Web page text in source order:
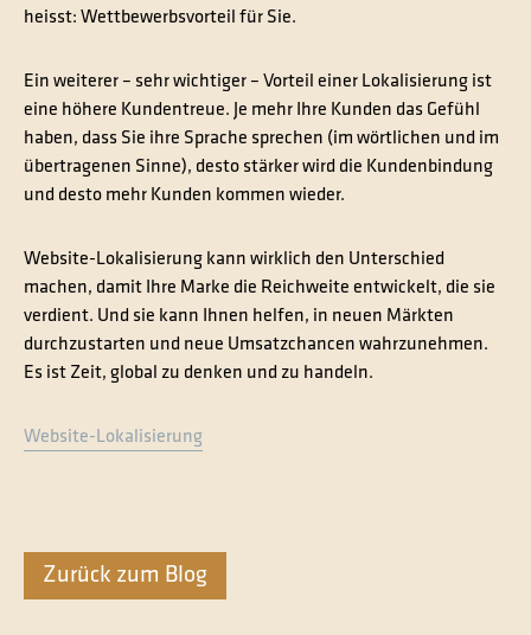
heisst: Wettbewerbsvorteil für Sie.
Ein weiterer – sehr wichtiger – Vorteil einer Lokalisierung ist
eine höhere Kundentreue. Je mehr Ihre Kunden das Gefühl
haben, dass Sie ihre Sprache sprechen (im wörtlichen und im
übertragenen Sinne), desto stärker wird die Kundenbindung
und desto mehr Kunden kommen wieder.
Website-Lokalisierung kann wirklich den Unterschied
machen, damit Ihre Marke die Reichweite entwickelt, die sie
verdient. Und sie kann Ihnen helfen, in neuen Märkten
durchzustarten und neue Umsatzchancen wahrzunehmen.
Es ist Zeit, global zu denken und zu handeln.
Website-Lokalisierung
Zurück zum Blog